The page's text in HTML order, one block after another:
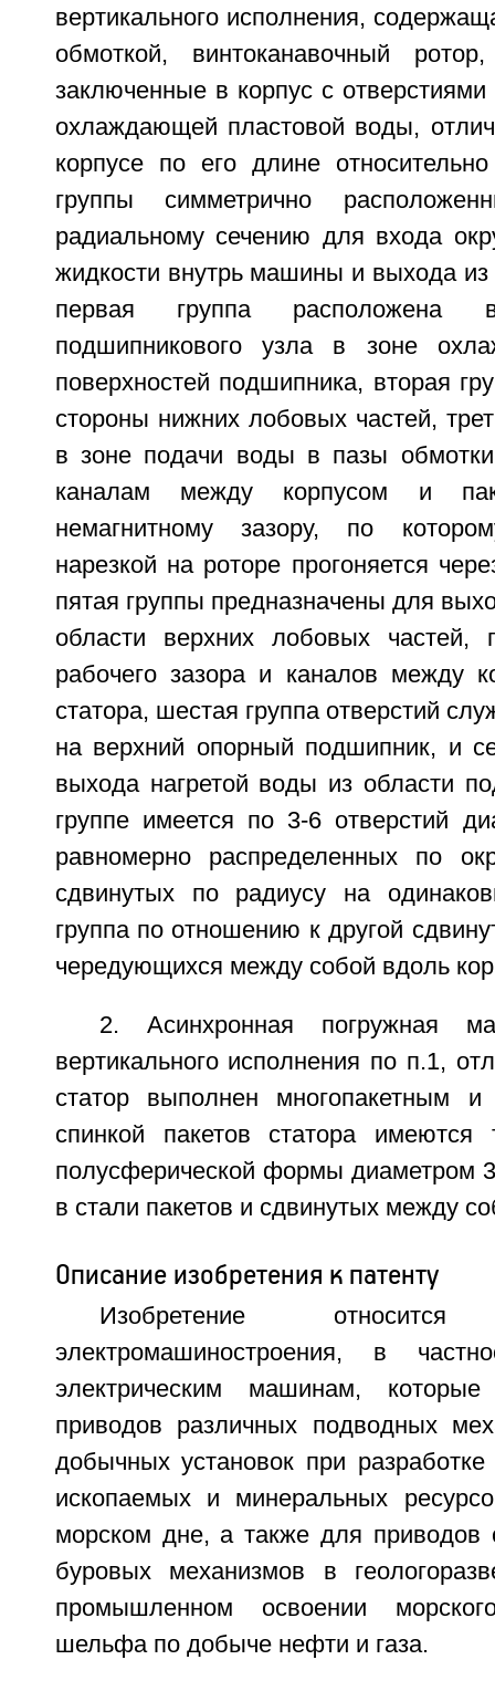
вертикального исполнения,
обмоткой, винтоканавочный
заключенные в корпус с
охлаждающей пластовой воды,
корпусе по его длине
группы симметрично
радиальному сечению для входа
жидкости внутрь машины и выхода из
первая группа
подшипникового узла в зоне
поверхностей подшипника, вторая
стороны нижних лобовых частей,
в зоне подачи воды в пазы
каналам между корпусом и
немагнитному зазору, по
нарезкой на роторе прогоняется
пятая группы предназначены для
области верхних лобовых частей,
рабочего зазора и каналов между
статора, шестая группа отверстий
на верхний опорный подшипник, и
выхода нагретой воды из области
группе имеется по 3-6 отверстий
равномерно распределенных по
сдвинутых по радиусу на
группа по отношению к другой
чередующихся между собой вдоль
2. Асинхронная погружная
вертикального исполнения по п.1,
статор выполнен многопакетным
спинкой пакетов статора
полусферической формы диаметром
в стали пакетов и сдвинутых между
Описание изобретения к патенту
Изобретение
электромашиностроения, в
электрическим машинам,
приводов различных подводных
добычных установок при
ископаемых и минеральных
морском дне, а также для приводов
буровых механизмов в
промышленном освоении морского
шельфа по добыче нефти и газа.